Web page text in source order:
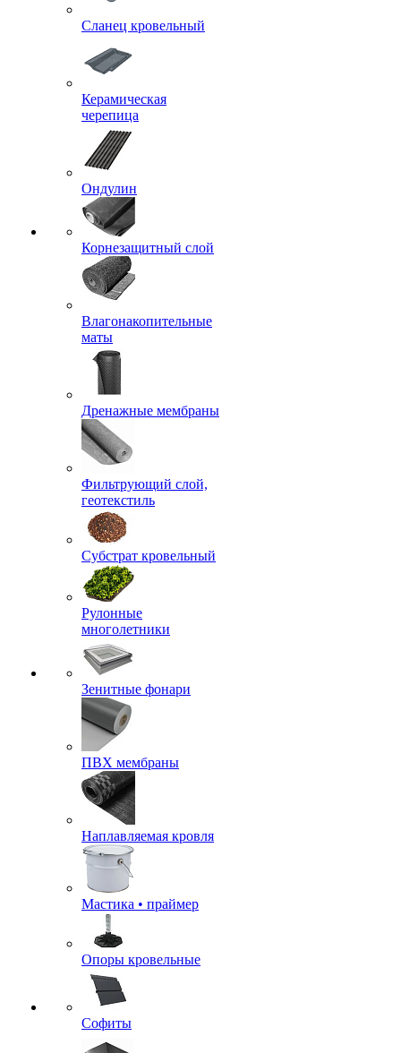
Сланец кровельный
Керамическая
черепица
Ондулин
Корнезащитный слой
Влагонакопительные
маты
Дренажные мембраны
Фильтрующий слой,
геотекстиль
Субстрат кровельный
Рулонные
многолетники
Зенитные фонари
ПВХ мембраны
Наплавляемая кровля
Мастика • праймер
Опоры кровельные
Софиты